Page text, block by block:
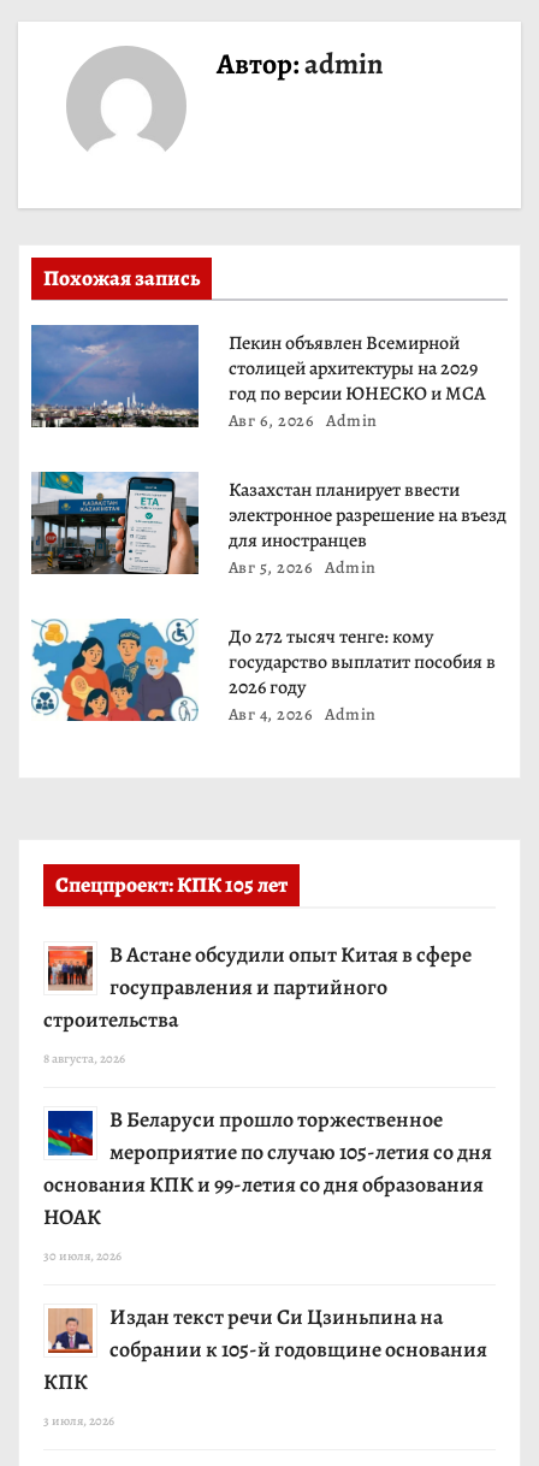
и
я
п
о
з
п
и
я
м
Автор:admin
Похожая запись
Пекин объявлен Всемирной
столицей архитектуры на 2029
год по версии ЮНЕСКО и МСА
Авг 6, 2026 Admin
Казахстан планирует ввести
электронное разрешение на въезд
для иностранцев
Авг 5, 2026 Admin
До 272 тысяч тенге: кому
государство выплатит пособия в
2026 году
Авг 4, 2026 Admin
Спецпроект: КПК 105 лет
В Астане обсудили опыт Китая в сфере
госуправления и партийного
строительства
8 августа, 2026
В Беларуси прошло торжественное
мероприятие по случаю 105-летия со дня
основания КПК и 99-летия со дня образования
НОАК
30 июля, 2026
Издан текст речи Си Цзиньпина на
собрании к 105-й годовщине основания
КПК
3 июля, 2026